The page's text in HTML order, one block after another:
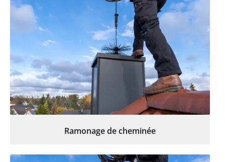
Ramonage de cheminée